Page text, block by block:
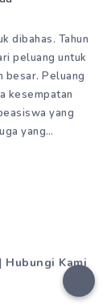
dibahas. Tahun
peluang untuk
besar. Peluang
kesempatan
yang
yang…
| Hubungi Kami